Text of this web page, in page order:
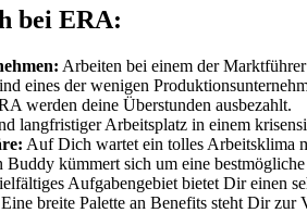
bei ERA:
Arbeiten bei einem der
eines der wenigen
werden deine Überstunden ausbezahlt.
langfristiger Arbeitsplatz in einem
Auf Dich wartet ein tolles Arbeitsklima
Buddy kümmert sich um eine
Aufgabengebiet bietet Dir einen
Eine breite Palette an Benefits steht Dir zur